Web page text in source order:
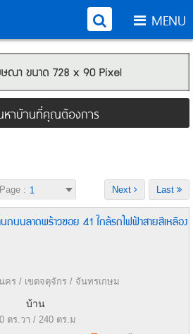
MENU
หาบ้านที่คุณต้องการ
Page : Last
Next
ถนนลาดพร้าวซอย 41 ใกล้รถไฟฟ้าสายสีเหลือง
คร / เขตจตุจักร / จันทรเกษม
บ้าน
ตร.วา / 240 ตร.ม